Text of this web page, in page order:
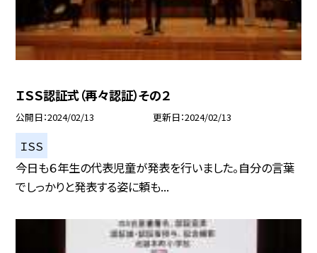
ＩＳＳ認証式（再々認証）その２
公開日 2024/02/13 更新日 2024/02/13
ＩＳＳ
今日も６年生の代表児童が発表を行いました。自分の言葉
でしっかりと発表する姿に頼も...